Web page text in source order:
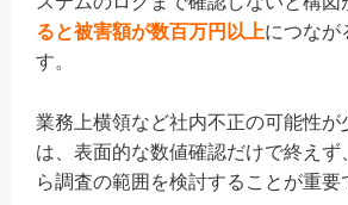
ると被害額が数百万円以上につなが
す。
業務上横領など社内不正の可能性が
は、表面的な数値確認だけで終えず
ら調査の範囲を検討することが重要